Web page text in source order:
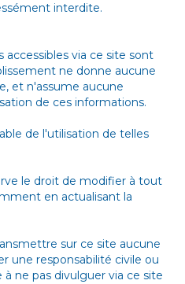
interdite.
via ce site sont
ne donne aucune
et n'assume aucune
de ces informations.
de l'utilisation de telles
le droit de modifier à tout
en actualisant la
sur ce site aucune
une responsabilité civile ou
ne pas divulguer via ce site